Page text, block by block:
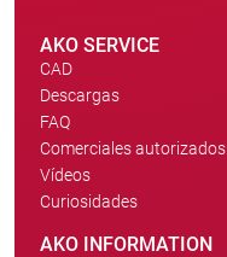
AKO SERVICE
CAD
Descargas
FAQ
Comerciales autorizados
Vídeos
Curiosidades
AKO INFORMATION